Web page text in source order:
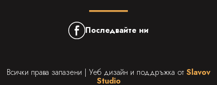
Последвайте ни
Всички права запазени | Уеб дизайн и поддръжка от Slavov
Studio